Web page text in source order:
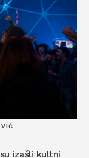
izašli kultni